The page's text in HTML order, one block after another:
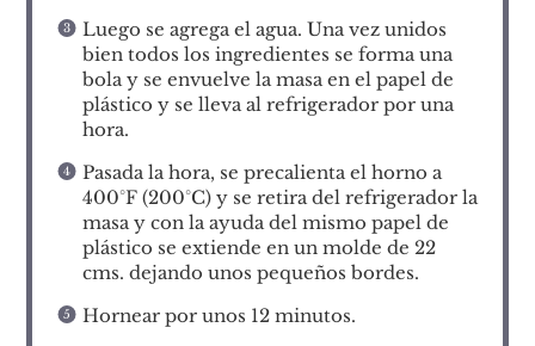
Luego se agrega el agua. Una vez unidos
bien todos los ingredientes se forma una
bola y se envuelve la masa en el papel de
plástico y se lleva al refrigerador por una
hora.
Pasada la hora, se precalienta el horno a
400°F (200°C) y se retira del refrigerador la
masa y con la ayuda del mismo papel de
plástico se extiende en un molde de 22
cms. dejando unos pequeños bordes.
Hornear por unos 12 minutos.